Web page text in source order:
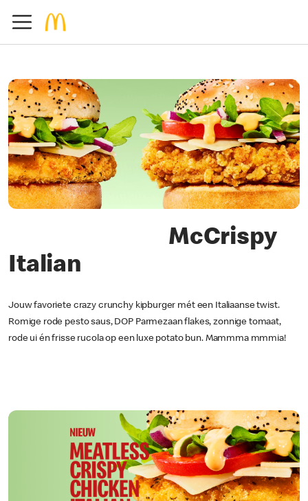
McCrispy
Italian
Jouw favoriete crazy crunchy kipburger mét een Italiaanse twist.
Romige rode pesto saus, DOP Parmezaan flakes, zonnige tomaat,
rode ui én frisse rucola op een luxe potato bun. Mammma mmmia!